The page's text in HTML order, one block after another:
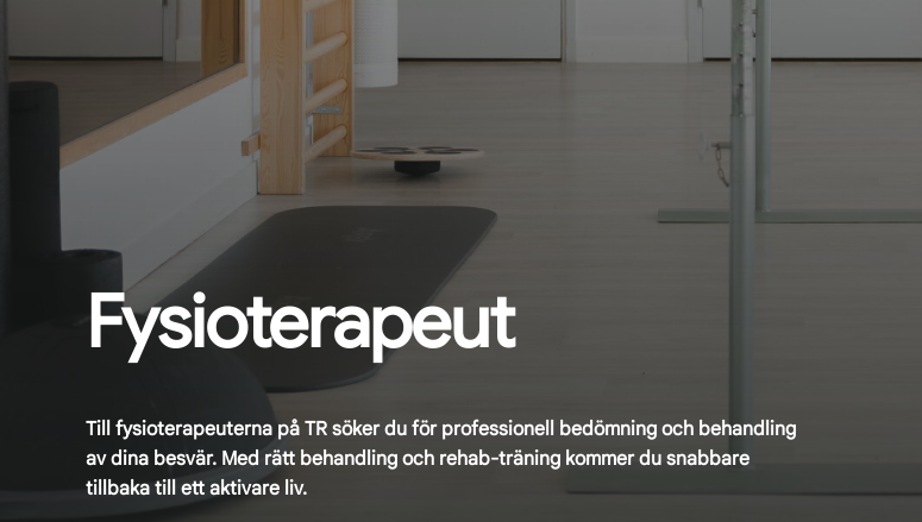
Fysioterapeut
Till fysioterapeuterna på TR söker du för professionell bedömning och behandling
av dina besvär. Med rätt behandling och rehab-träning kommer du snabbare
tillbaka till ett aktivare liv.